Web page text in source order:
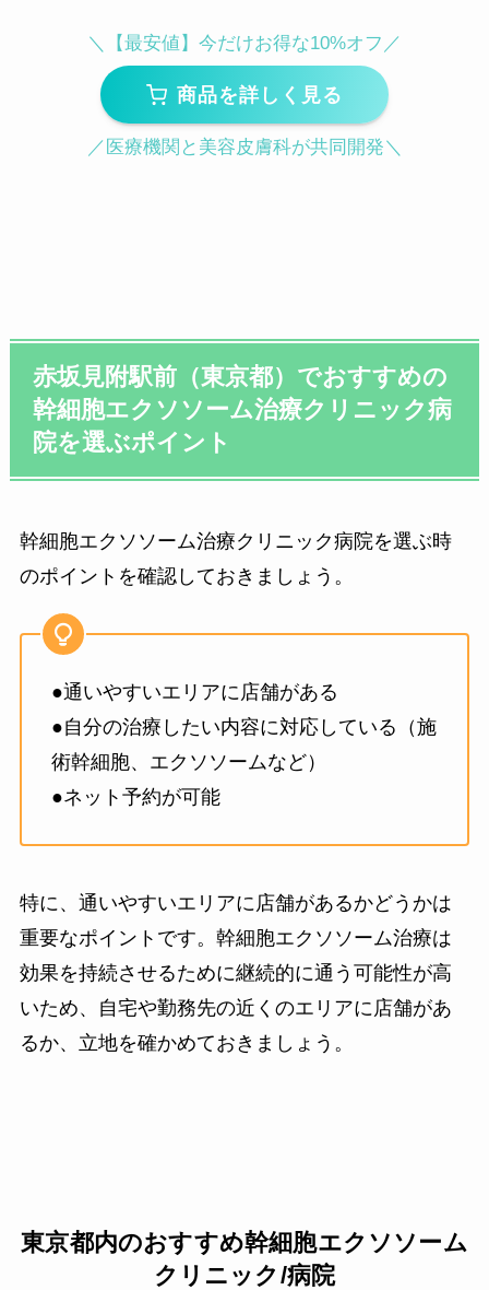
＼【最安値】今だけお得な10%オフ／
商品を詳しく見る
／医療機関と美容皮膚科が共同開発＼
赤坂見附駅前（東京都）でおすすめの
幹細胞エクソソーム治療クリニック病
院を選ぶポイント
幹細胞エクソソーム治療クリニック病院を選ぶ時
のポイントを確認しておきましょう。
●通いやすいエリアに店舗がある
●自分の治療したい内容に対応している（施
術幹細胞、エクソソームなど）
●ネット予約が可能
特に、通いやすいエリアに店舗があるかどうかは
重要なポイントです。幹細胞エクソソーム治療は
効果を持続させるために継続的に通う可能性が高
いため、自宅や勤務先の近くのエリアに店舗があ
るか、立地を確かめておきましょう。
東京都内のおすすめ幹細胞エクソソーム
クリニック/病院